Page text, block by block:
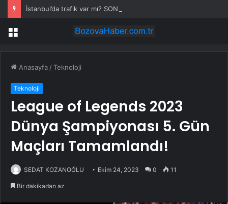
Menü
Anasayfa /Teknoloji
Teknoloji
League of Legends 2023
Dünya Şampiyonası 5. Gün
Maçları Tamamlandı!
SEDAT KOZANOĞLU Ekim 24, 2023 0 11
Bir dakikadan az